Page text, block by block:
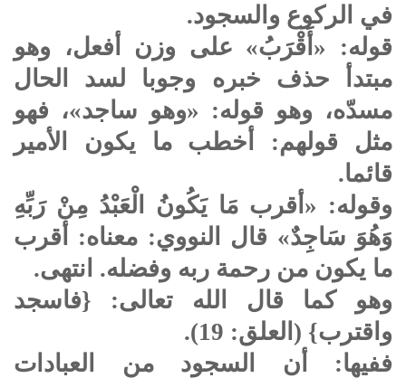
في الركوع والسجود.
قوله: «أَقْرَبُ» على وزن أفعل، وهو
مبتدأ حذف خبره وجوبا لسد الحال
مسدّه، وهو قوله: «وهو ساجد»، فهو
مثل قولهم: أخطب ما يكون الأمير
قائما.
وقوله: «أقرب مَا يَكُونُ الْعَبْدُ مِنْ رَبِّهِ
وَهُوَ سَاجِدٌ» قال النووي: معناه: أقرب
ما يكون من رحمة ربه وفضله. انتهى.
وهو كما قال الله تعالى: {فاسجد
واقترب} (العلق: 19).
ففيها: أن السجود من العبادات